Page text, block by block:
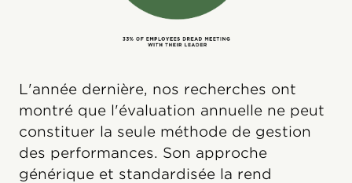
L'année dernière, nos recherches ont
montré que l'évaluation annuelle ne peut
constituer la seule méthode de gestion
des performances. Son approche
générique et standardisée la rend